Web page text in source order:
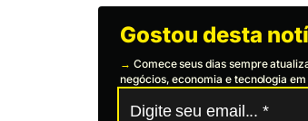
Gostou desta
→ Comece seus dias sempre
negócios, economia e tecnologia